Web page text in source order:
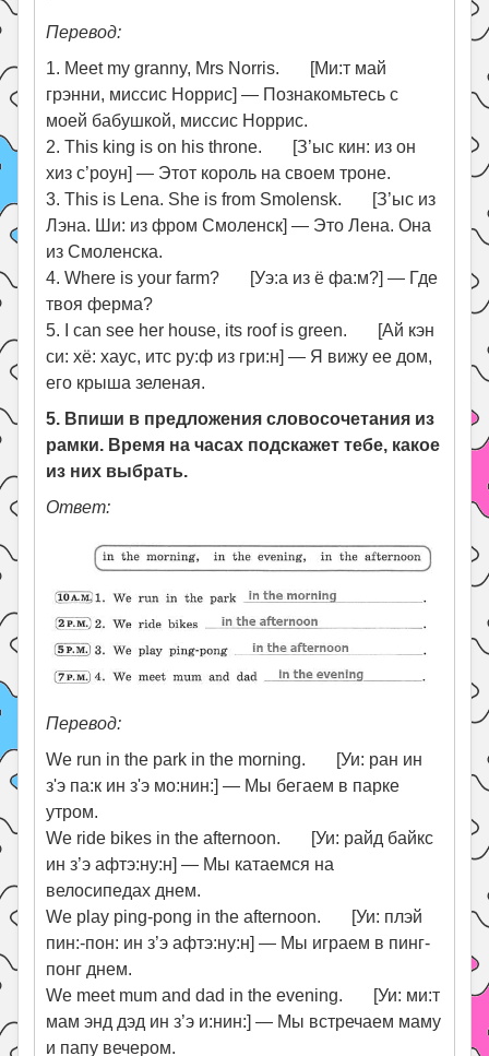
Перевод:
1. Meet my granny, Mrs Norris. [Ми:т май
грэнни, миссис Норрис] — Познакомьтесь с
моей бабушкой, миссис Норрис.
2. This king is on his throne. [З’ыс кин: из он
хиз с’роун] — Этот король на своем троне.
3. This is Lena. She is from Smolensk. [З’ыс из
Лэна. Ши: из фром Смоленск] — Это Лена. Она
из Смоленска.
4. Where is your farm? [Уэ:а из ё фа:м?] — Где
твоя ферма?
5. I can see her house, its roof is green. [Ай кэн
си: хё: хаус, итс ру:ф из гри:н] — Я вижу ее дом,
его крыша зеленая.
5. Впиши в предложения словосочетания из
рамки. Время на часах подскажет тебе, какое
из них выбрать.
Ответ:
Перевод:
We run in the park in the morning. [Уи: ран ин
з'э па:к ин з'э мо:нин:] — Мы бегаем в парке
утром.
We ride bikes in the afternoon. [Уи: райд байкс
ин з’э афтэ:ну:н] — Мы катаемся на
велосипедах днем.
We play ping-pong in the afternoon. [Уи: плэй
пин:-пон: ин з’э афтэ:ну:н] — Мы играем в пинг-
понг днем.
We meet mum and dad in the evening. [Уи: ми:т
мам энд дэд ин з’э и:нин:] — Мы встречаем маму
и папу вечером.